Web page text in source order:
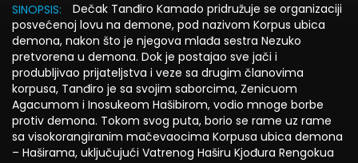
SINOPSIS:
Dečak Tanđiro Kamado pridružuje se organizaciji
posvećenoj lovu na demone, pod nazivom Korpus ubica
demona, nakon što je njegova mlađa sestra Nezuko
pretvorena u demona. Dok je postajao sve jači i
produbljivao prijateljstva i veze sa drugim članovima
korpusa, Tanđiro je sa svojim saborcima, Zenicuom
Agacumom i Inosukeom Hašibirom, vodio mnoge borbe
protiv demona. Tokom svog puta, borio se rame uz rame
sa visokorangiranim mačevaocima Korpusa ubica demona
– Haširama, uključujući Vatrenog Haširu Kjođura Rengokua